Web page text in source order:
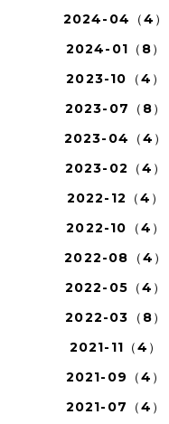
2024-04（4）
2024-01（8）
2023-10（4）
2023-07（8）
2023-04（4）
2023-02（4）
2022-12（4）
2022-10（4）
2022-08（4）
2022-05（4）
2022-03（8）
2021-11（4）
2021-09（4）
2021-07（4）